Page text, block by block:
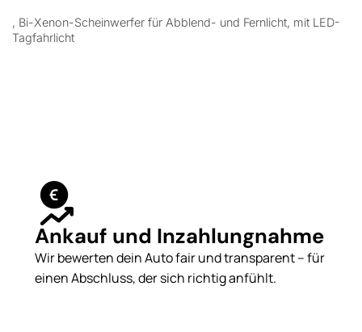
, Bi-Xenon-Scheinwerfer für Abblend- und Fernlicht, mit LED-
Tagfahrlicht
Ankauf und Inzahlungnahme
Wir bewerten dein Auto fair und transparent – für
einen Abschluss, der sich richtig anfühlt.